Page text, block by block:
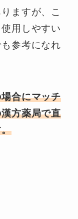
ますが、こ
用しやすい
参考になれ
合にマッチ
方薬局で直